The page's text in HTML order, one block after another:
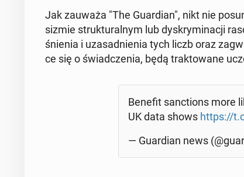
Jak zauważa "The Gu­ar­dian", nikt nie
si­zmie struk­tu­ral­nym lub dys­kry­mi­na­cji
śnie­nia i uza­sad­nie­nia tych liczb oraz
ce się o świad­cze­nia, będą trak­to­wa­ne
Benefit sanc­tions more
UK data shows https://
— Gu­ar­dian news